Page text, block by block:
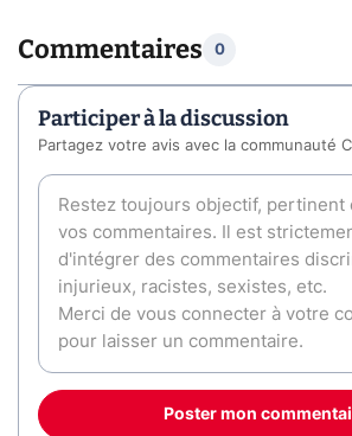
Commentaires 0
Participer à la discussion
Partagez votre avis avec la communauté
Poster mon